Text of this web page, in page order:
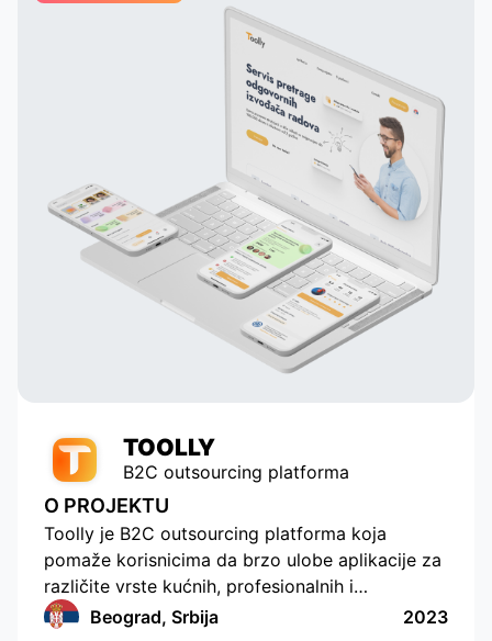
organizing user interfaces,
integrating astrological services,
and creating dynamic profiles. They
built their own system that
analyzes astrological data and
suggests potentially compatible
pairs to the user, which is a key
element of our application. Thanks
to their talent and dedication, our
service has grown and become
popular with tens of thousands of
active users. Appomart continues
to be an indispensable technical
partner, responding to our
TOOLLY
B2C outsourcing platforma
O PROJEKTU
Toolly je B2C outsourcing platforma koja
pomaže korisnicima da brzo ulobe aplikacije za
različite vrste kućnih, profesionalnih i
edukativnih usluga, a kompanije i specijalisti
Beograd, Srbija 2023